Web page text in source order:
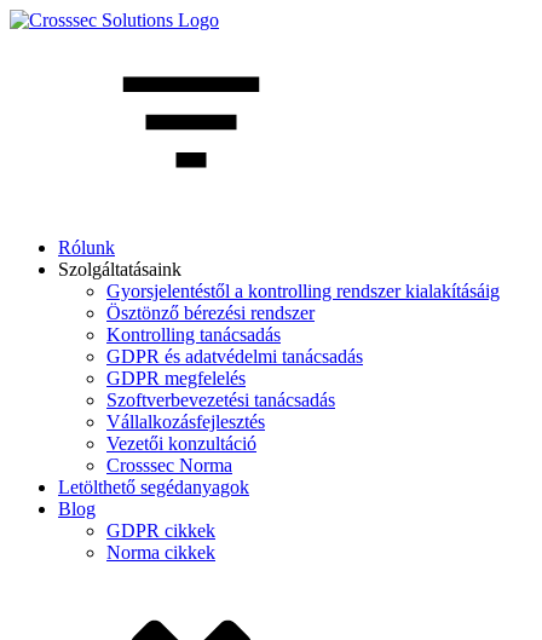
Rólunk
Szolgáltatásaink
Gyorsjelentéstől a kontrolling rendszer kialakításáig
Ösztönző bérezési rendszer
Kontrolling tanácsadás
GDPR és adatvédelmi tanácsadás
GDPR megfelelés
Szoftverbevezetési tanácsadás
Vállalkozásfejlesztés
Vezetői konzultáció
Crosssec Norma
Letölthető segédanyagok
Blog
GDPR cikkek
Norma cikkek